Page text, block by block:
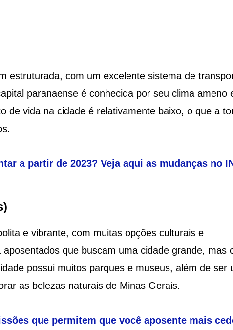
estruturada, com um excelente sistema de
paranaense é conhecida por seu clima ameno
de vida na cidade é relativamente baixo, o que a
a partir de 2023? Veja aqui as mudanças no
e vibrante, com muitas opções culturais e
que buscam uma cidade grande, mas
possui muitos parques e museus, além de ser
as belezas naturais de Minas Gerais.
que permitem que você aposente mais